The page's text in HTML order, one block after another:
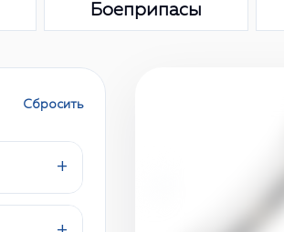
Боеприпасы
Сбросить
+